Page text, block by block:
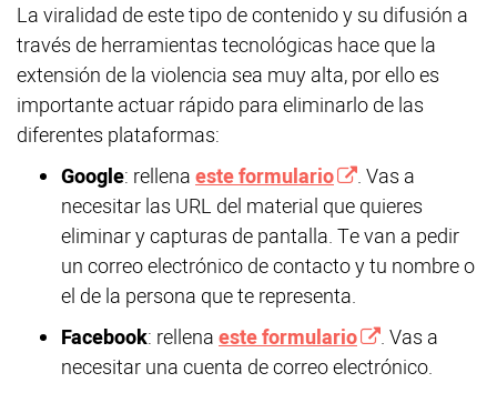
La viralidad de este tipo de contenido y su difusión a
través de herramientas tecnológicas hace que la
extensión de la violencia sea muy alta, por ello es
importante actuar rápido para eliminarlo de las
diferentes plataformas:
Google: rellenaeste formulario
. Vas a
necesitar las URL del material que quieres
eliminar y capturas de pantalla. Te van a pedir
un correo electrónico de contacto y tu nombre o
el de la persona que te representa.
Facebook: rellenaeste formulario
. Vas a
necesitar una cuenta de correo electrónico.